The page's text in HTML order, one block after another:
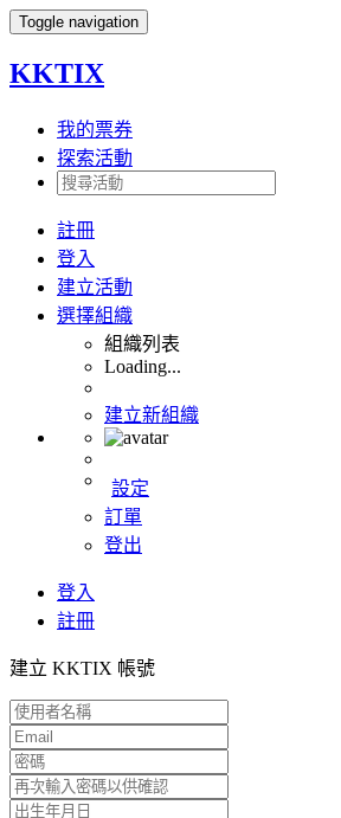
Toggle navigation
KKTIX
我的票券
探索活動
註冊
登入
建立活動
選擇組織
組織列表
Loading...
建立新組織
設定
訂單
登出
登入
註冊
建立 KKTIX 帳號